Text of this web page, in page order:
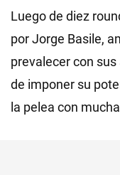
Luego de diez
por Jorge Basile,
prevalecer con
de imponer su
la pelea con